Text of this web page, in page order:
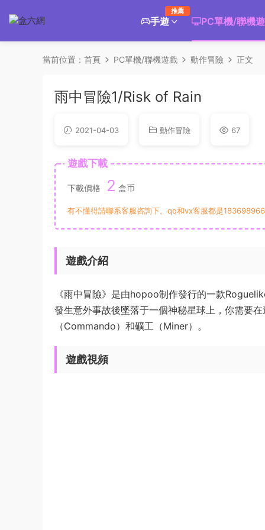
手遊
推薦
PC單機/聯機
當前位置： 首頁 PC單機/聯機遊戲 動作冒險 正文
雨中冒險1/Risk of Rain
2021-04-03 動作冒險 67
遊戲下載
下載價格 2 盒币
有不懂得請聯系客服咨詢下。qq和vx客服都是
遊戲介紹
《雨中冒險》是由hopoo制作發行的一款
發生意外事故後墜落于一個神秘星球上，你需要
（Commando）和礦工（Miner）。
遊戲視頻